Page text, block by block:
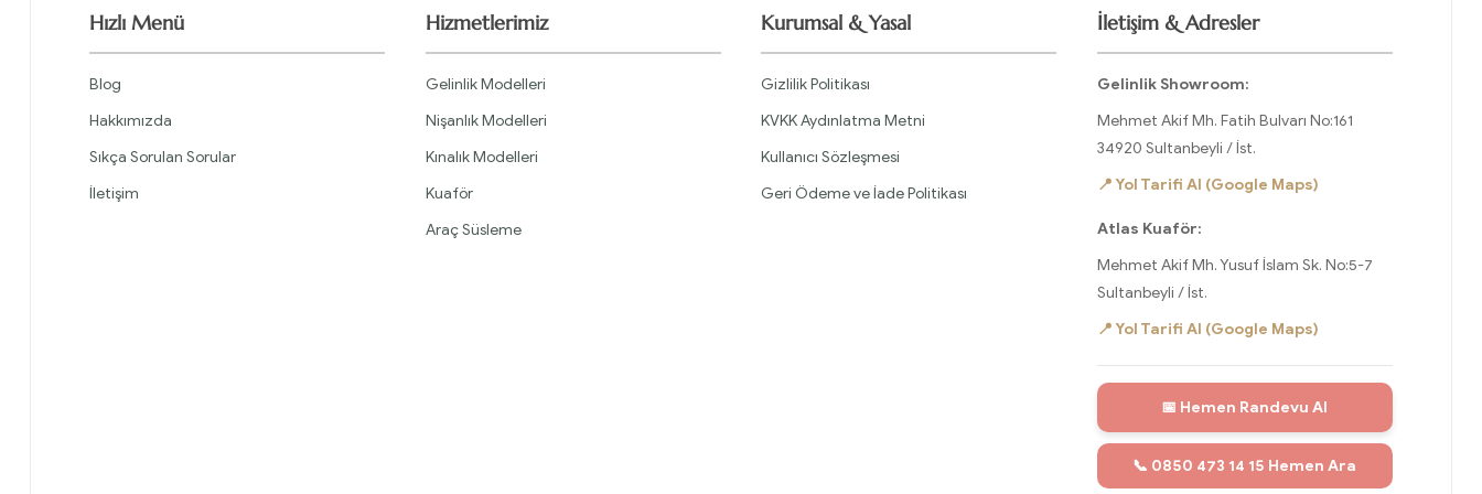
Hızlı Menü
Blog
Hakkımızda
Sıkça Sorulan Sorular
İletişim
Hizmetlerimiz
Gelinlik Modelleri
Nişanlık Modelleri
Kınalık Modelleri
Kuaför
Araç Süsleme
Kurumsal & Yasal
Gizlilik Politikası
KVKK Aydınlatma Metni
Kullanıcı Sözleşmesi
Geri Ödeme ve İade Politikası
İletişim & Adresler
Gelinlik Showroom:
Mehmet Akif Mh. Fatih Bulvarı No:161
34920 Sultanbeyli / İst.
📍 Yol Tarifi Al (Google Maps)
Atlas Kuaför:
Mehmet Akif Mh. Yusuf İslam Sk. No:5-7
Sultanbeyli / İst.
📍 Yol Tarifi Al (Google Maps)
📅 Hemen Randevu Al
📞 0850 473 14 15 Hemen Ara